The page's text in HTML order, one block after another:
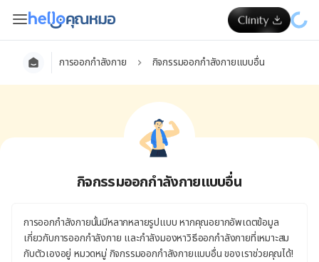
การออกกำลังกาย กิจกรรมออกกำลังกายแบบอื่น
กิจกรรมออกกำลังกายแบบอื่น
การออกกำลังกายนั้นมีหลากหลายรูปแบบ หากคุณอยากอัพเดตข้อมูล
เกี่ยวกับการออกกำลังกาย และกำลังมองหาวิธีออกกำลังกายที่เหมาะสม
กับตัวเองอยู่ หมวดหมู่ กิจกรรมออกกำลังกายแบบอื่น ของเราช่วยคุณได้!